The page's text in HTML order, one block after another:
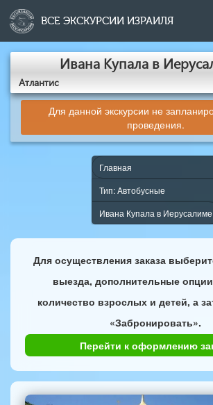
ВСЕ ЭКСКУРСИИ ИЗРАИЛЯ
Ивана Купала в
Атлантис
Для данной экскурсии не
проведения.
Главная
Тип: Aвтобусные
Ивана Купала в Иерусалиме
Для осуществления заказа
выезда, дополнительные
количество взрослых и детей, а
«Забронировать».
Перейти к оформлению